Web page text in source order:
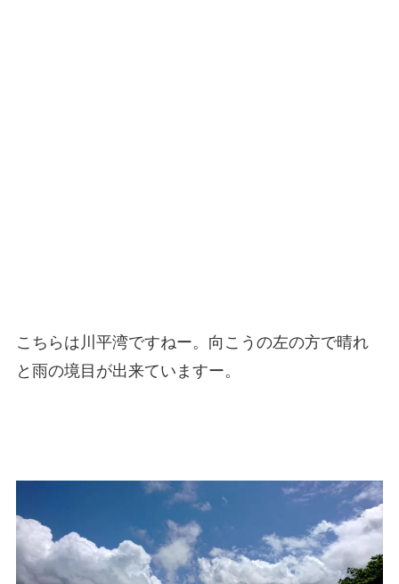
こちらは川平湾ですねー。向こうの左の方で晴れ
と雨の境目が出来ていますー。